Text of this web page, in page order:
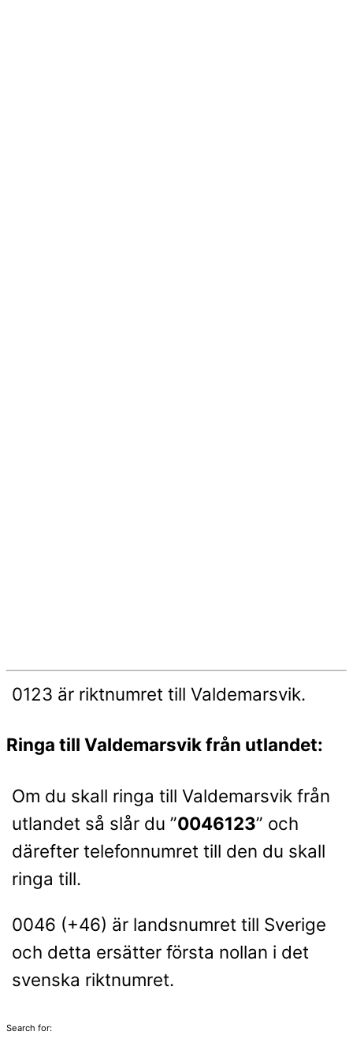
0123 är riktnumret till Valdemarsvik.
Ringa till Valdemarsvik från utlandet:
Om du skall ringa till Valdemarsvik från
utlandet så slår du ”0046123” och
därefter telefonnumret till den du skall
ringa till.
0046 (+46) är landsnumret till Sverige
och detta ersätter första nollan i det
svenska riktnumret.
Search for: